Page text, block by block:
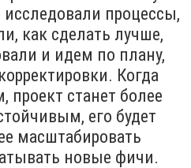
процессы,
как сделать лучше,
и идем по плану,
Когда
проект станет более
его будет
масштабировать
новые фичи.